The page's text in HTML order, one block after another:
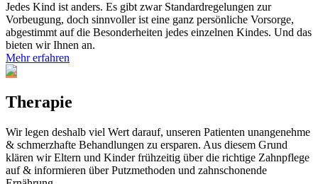
Jedes Kind ist anders. Es gibt zwar Standardregelungen zur
Vorbeugung, doch sinnvoller ist eine ganz persönliche Vorsorge,
abgestimmt auf die Besonderheiten jedes einzelnen Kindes. Und das
bieten wir Ihnen an.
Mehr erfahren
Therapie
Wir legen deshalb viel Wert darauf, unseren Patienten unangenehme
& schmerzhafte Behandlungen zu ersparen. Aus diesem Grund
klären wir Eltern und Kinder frühzeitig über die richtige Zahnpflege
auf & informieren über Putzmethoden und zahnschonende